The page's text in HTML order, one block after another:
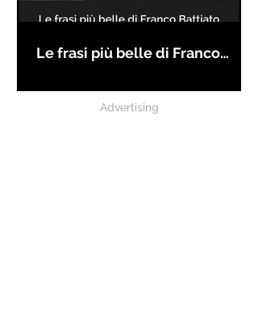
Le frasi più belle di Franco
Advertising